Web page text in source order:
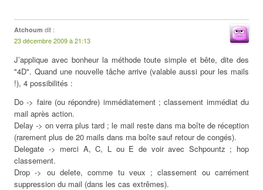
Atchoum dit :
23 décembre 2009 à 21:13
J’applique avec bonheur la méthode toute simple et bête, dite des
"4D". Quand une nouvelle tâche arrive (valable aussi pour les mails
!), 4 possibilités :
Do -> faire (ou répondre) immédiatement ; classement immédiat du
mail après action.
Delay -> on verra plus tard ; le mail reste dans ma boîte de réception
(rarement plus de 20 mails dans ma boîte sauf retour de congés).
Delegate -> merci A, C, L ou E de voir avec Schpountz ; hop
classement.
Drop -> ou delete, comme tu veux ; classement ou carrément
suppression du mail (dans les cas extrêmes).